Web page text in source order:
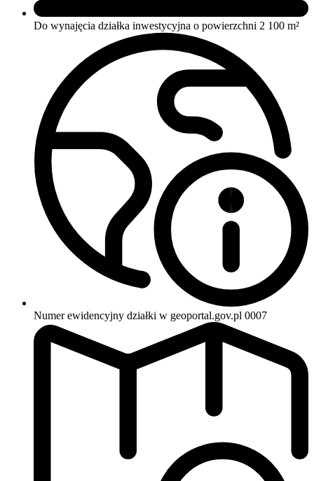
Do wynajęcia działka inwestycyjna o powierzchni 2 100 m²
Numer ewidencyjny działki w geoportal.gov.pl 0007